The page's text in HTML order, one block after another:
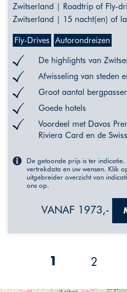
Zwitserland | Roadtrip of Fly-
Zwitserland | 15 nacht(en) of
Fly-Drives Autorondreizen
De highlights van
Afwisseling van steden
Groot aantal
Goede hotels
Voordeel met Davos
Riviera Card en de
De getoonde prijs is ter
vertrekdata en uw wensen. Klik
uitgebreider overzicht van
ons op.
VANAF 1973,-
1 2